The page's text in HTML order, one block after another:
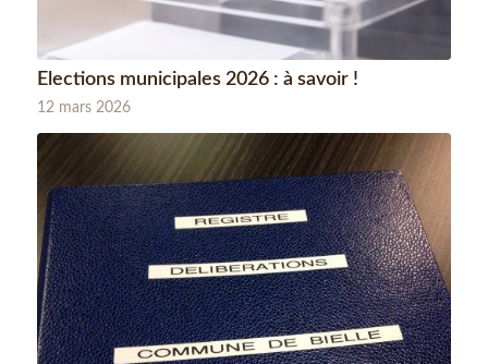
Elections municipales 2026 : à savoir !
12 mars 2026